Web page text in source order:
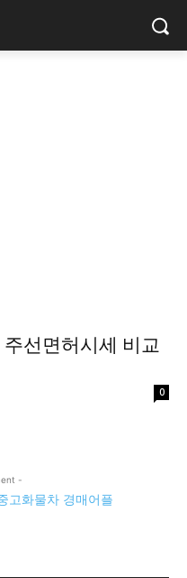
선면허시세 비교
0
-